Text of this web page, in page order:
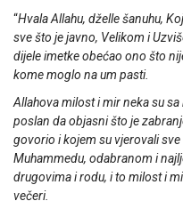
“Hvala Allahu, dželle šanuhu,
sve što je javno, Velikom i
dijele imetke obećao ono što
kome moglo na um pasti.
Allahova milost i mir neka su
poslan da objasni što je
govorio i kojem su vjerovali
Muhammedu, odabranom i
drugovima i rodu, i to milost i
večeri.